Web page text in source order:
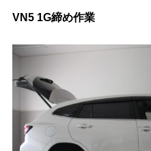
VN5 1G締め作業